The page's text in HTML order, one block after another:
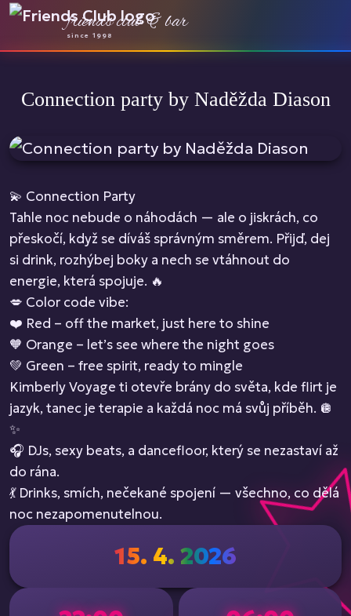
friends club & bar
since 1998
Connection party by Naděžda Diason
💫 Connection Party
Tahle noc nebude o náhodách — ale o jiskrách, co
přeskočí, když se díváš správným směrem. Přijď, dej
si drink, rozhýbej boky a nech se vtáhnout do
energie, která spojuje. 🔥
💋 Color code vibe:
❤️ Red – off the market, just here to shine
🧡 Orange – let’s see where the night goes
💚 Green – free spirit, ready to mingle
Kimberly Voyage ti otevře brány do světa, kde flirt je
jazyk, tanec je terapie a každá noc má svůj příběh. 🪩
✨
🎧 DJs, sexy beats, a dancefloor, který se nezastaví až
do rána.
💃 Drinks, smích, nečekané spojení — všechno, co dělá
noc nezapomenutelnou.
15. 4. 2026